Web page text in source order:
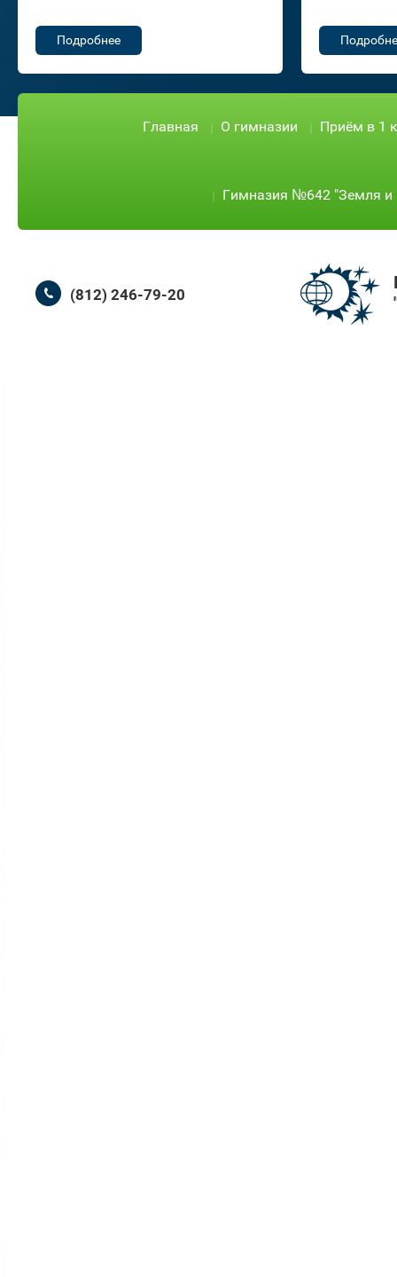
Подробнее
Главная О гимназии Приём в 1
Гимназия №642 "Земля и
(812) 246-79-20